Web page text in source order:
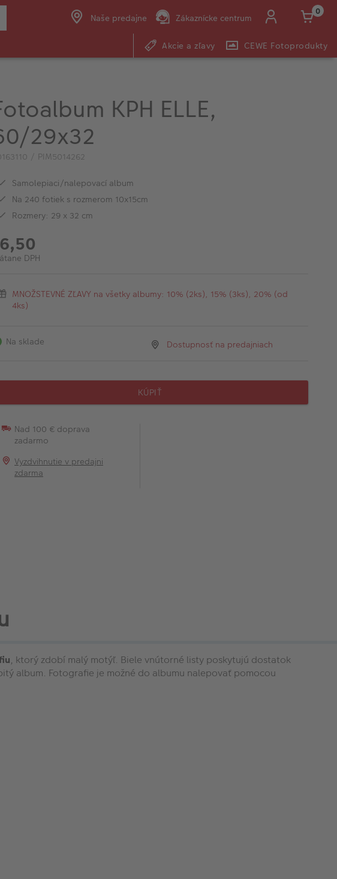
Naše predajne Zákaznícke centrum
0
Akcie a zľavy CEWE Fotoprodukty
KPH ELLE,
29x32
/ PIM5014262
Samolepiaci/nalepovací album
Na 240 fotiek s rozmerom 10x15cm
Rozmery: 29 x 32 cm
DPH
MNOŽSTEVNÉ ZĽAVY na všetky albumy: 10% (2ks), 15% (3ks), 20% (od
4ks)
Na sklade Dostupnosť na predajniach
KÚPIŤ
Nad 100 € doprava
zadarmo
Vyzdvihnutie v predajni
zdarma
, ktorý zdobí malý motýľ. Biele vnútorné listy poskytujú dostatok
album. Fotografie je možné do albumu nalepovať pomocou